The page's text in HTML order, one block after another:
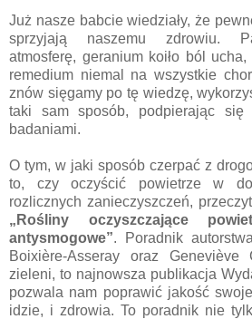
Już nasze babcie wiedziały, że
sprzyjają naszemu zdrowiu.
atmosferę, geranium koiło ból ucha,
remedium niemal na wszystkie
znów sięgamy po tę wiedzę,
taki sam sposób, podpierając się
badaniami.
O tym, w jaki sposób czerpać z
to, czy oczyścić powietrze w
rozlicznych zanieczyszczeń,
„Rośliny oczyszczające
antysmogowe”. Poradnik
Boixière-Asseray oraz Geneviève
zieleni, to najnowsza publikacja
pozwala nam poprawić jakość
idzie, i zdrowia. To poradnik nie